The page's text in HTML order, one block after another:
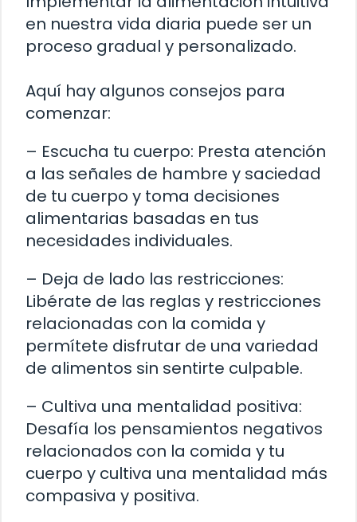
en nuestra vida diaria puede ser un
proceso gradual y personalizado.
Aquí hay algunos consejos para
comenzar:
– Escucha tu cuerpo: Presta atención
a las señales de hambre y saciedad
de tu cuerpo y toma decisiones
alimentarias basadas en tus
necesidades individuales.
– Deja de lado las restricciones:
Libérate de las reglas y restricciones
relacionadas con la comida y
permítete disfrutar de una variedad
de alimentos sin sentirte culpable.
– Cultiva una mentalidad positiva:
Desafía los pensamientos negativos
relacionados con la comida y tu
cuerpo y cultiva una mentalidad más
compasiva y positiva.